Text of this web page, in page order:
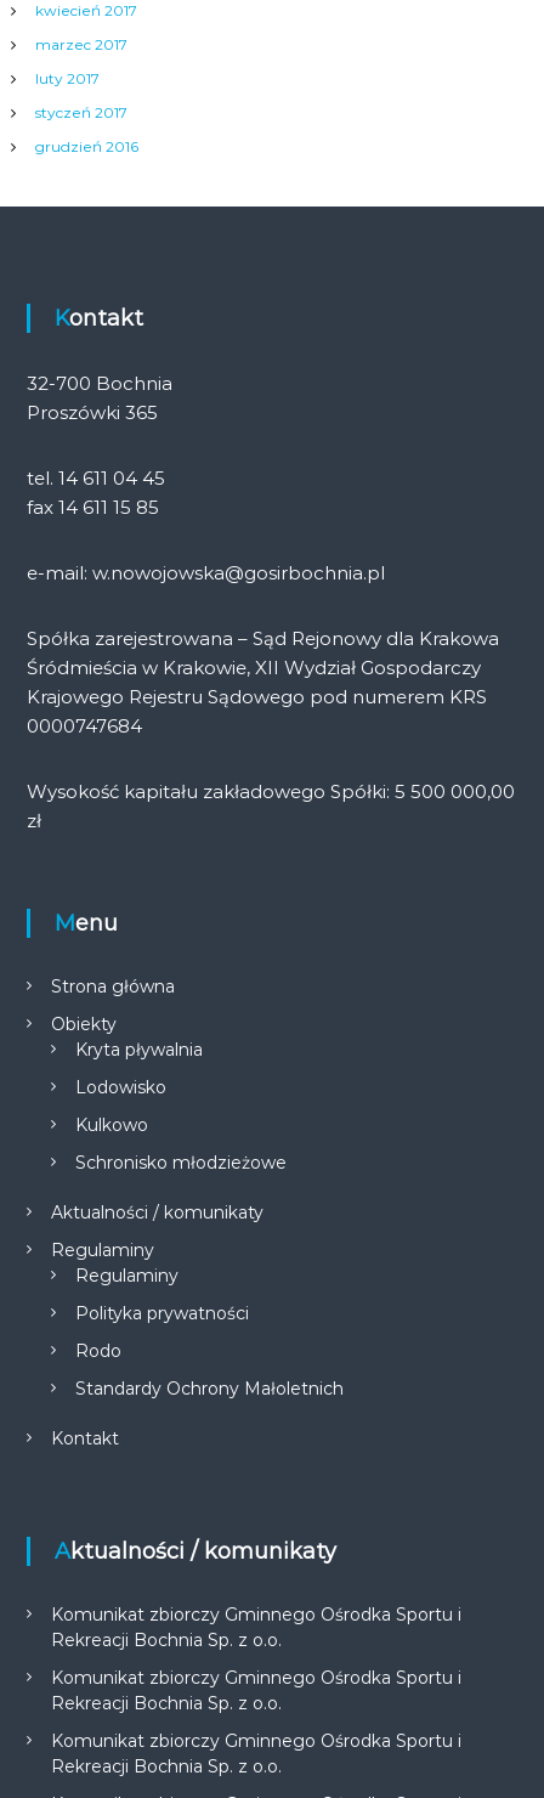
kwiecień 2017
marzec 2017
luty 2017
styczeń 2017
grudzień 2016
Kontakt
32-700 Bochnia
Proszówki 365
tel. 14 611 04 45
fax 14 611 15 85
e-mail: w.nowojowska@gosirbochnia.pl
Spółka zarejestrowana – Sąd Rejonowy dla Krakowa
Śródmieścia w Krakowie, XII Wydział Gospodarczy
Krajowego Rejestru Sądowego pod numerem KRS
0000747684
Wysokość kapitału zakładowego Spółki: 5 500 000,00
zł
Menu
Strona główna
Obiekty
Kryta pływalnia
Lodowisko
Kulkowo
Schronisko młodzieżowe
Aktualności / komunikaty
Regulaminy
Regulaminy
Polityka prywatności
Rodo
Standardy Ochrony Małoletnich
Kontakt
Aktualności / komunikaty
Komunikat zbiorczy Gminnego Ośrodka Sportu i
Rekreacji Bochnia Sp. z o.o.
Komunikat zbiorczy Gminnego Ośrodka Sportu i
Rekreacji Bochnia Sp. z o.o.
Komunikat zbiorczy Gminnego Ośrodka Sportu i
Rekreacji Bochnia Sp. z o.o.